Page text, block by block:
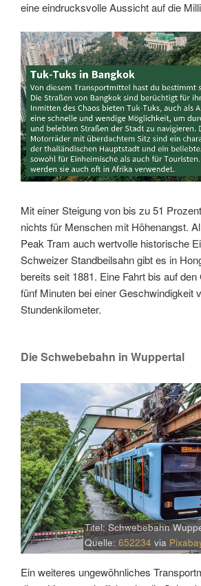
eine eindrucksvolle Aussicht auf die
Link Embed
Mit einer Steigung von bis zu 51
nichts für Menschen mit Höhenangst.
Peak Tram auch wertvolle historische
Schweizer Standbeilsahn gibt es in
bereits seit 1881. Eine Fahrt bis auf
fünf Minuten bei einer Geschwindigkeit
Stundenkilometer.
Die Schwebebahn in Wuppertal
Titel: Schwebebahn
Quelle: 652234 via
Ein weiteres ungewöhnliches